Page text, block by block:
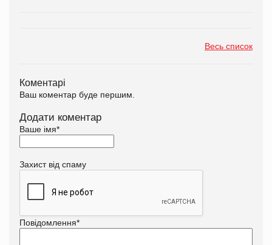
Весь список
Коментарі
Ваш коментар буде першим.
Додати коментар
Ваше імя*
Захист від спаму
Повідомлення*